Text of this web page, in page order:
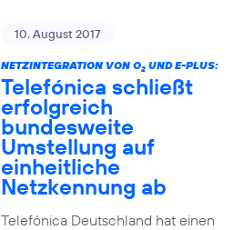
10. August 2017
NETZINTEGRATION VON O2UND E-PLUS:
Telefónica schließt
erfolgreich
bundesweite
Umstellung auf
einheitliche
Netzkennung ab
Telefónica Deutschland hat einen